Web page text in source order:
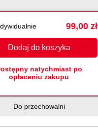
99,00 zł
Dodaj do koszyka
natychmiast po
opłaceniu zakupu
Do przechowalni